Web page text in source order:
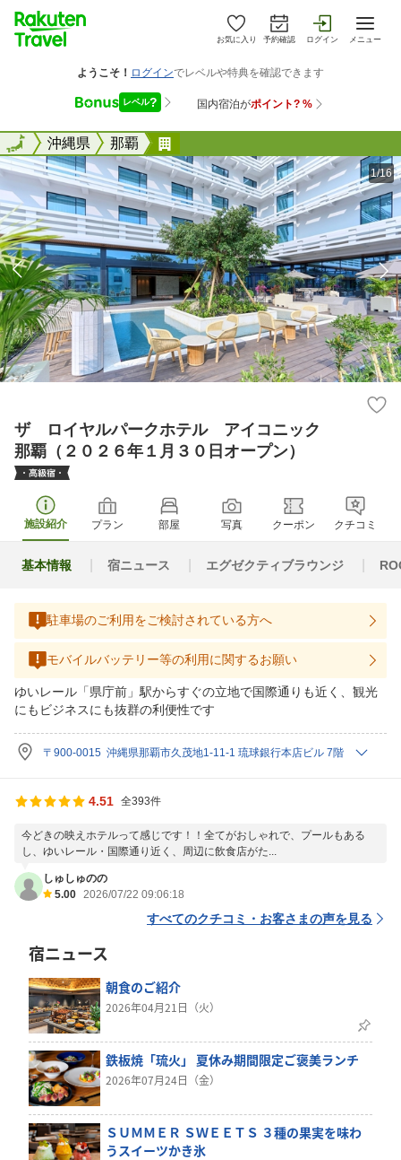
お気に入り 予約確認 ログイン メニュー
全国沖縄県 那覇
全国
1/16
ザ ロイヤルパークホテル アイコニック
那覇（２０２６年１月３０日オープン）
施設紹介 プラン 部屋 写真 クーポン クチコミ
基本情報 宿ニュース エグゼクティブラウンジ
駐車場のご利用をご検討されている方へ
モバイルバッテリー等の利用に関するお願い
ゆいレール「県庁前」駅からすぐの立地で国際通りも近く、観光
にもビジネスにも抜群の利便性です
〒900-0015 沖縄県那覇市久茂地1-11-1 琉球銀行本店ビル 7階
4.51 全393件
今どきの映えホテルって感じです！！全てがおしゃれで、プールもある
し、ゆいレール・国際通り近く、周辺に飲食店がた...
しゅしゅのの
5.00 2026/07/22 09:06:18
すべてのクチコミ・お客さまの声を見る
宿ニュース
朝食のご紹介
2026年04月21日（火）
鉄板焼「琉火」 夏休み期間限定ご褒美ランチ
2026年07月24日（金）
ＳＵＭＭＥＲ ＳＷＥＥＴＳ ３種の果実を味わ
うスイーツかき氷